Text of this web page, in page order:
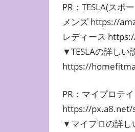
PR：TESLA(スポ
メンズ https://
レディース
▼TESLAの詳しい
https://
PR：マイプロテ
https://px.a8.net/
▼マイプロの詳し